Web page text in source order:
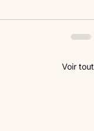
Voir tout